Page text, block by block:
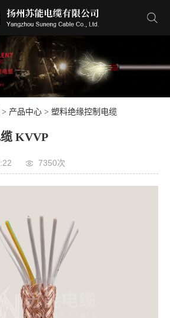
> 产品中心 >塑料绝缘控制电缆
KVVP
7350次